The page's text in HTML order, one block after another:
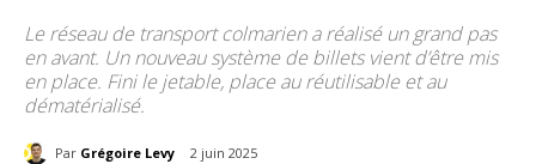
Le réseau de transport colmarien a réalisé un grand pas
en avant. Un nouveau système de billets vient d’être mis
en place. Fini le jetable, place au réutilisable et au
dématérialisé.
Par Grégoire Levy 2 juin 2025